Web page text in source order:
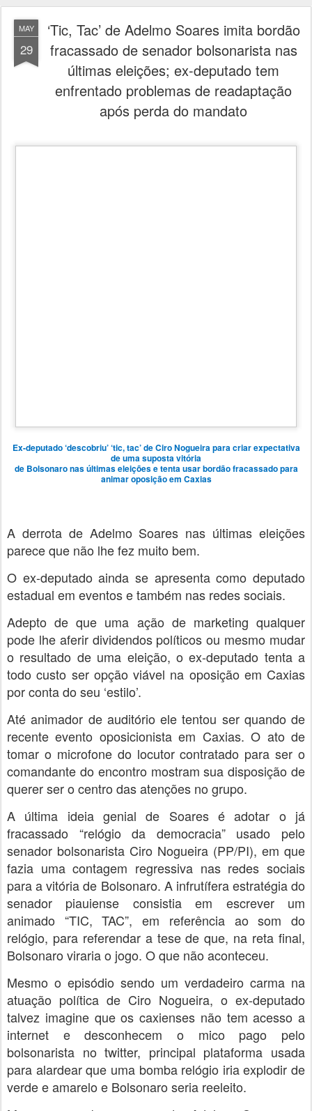
MAY
29
‘Tic, Tac’ de Adelmo Soares imita bordão
fracassado de senador bolsonarista nas
últimas eleições; ex-deputado tem
enfrentado problemas de readaptação
após perda do mandato
Ex-deputado‘descobriu’ ‘tic, tac’ de Ciro Nogueira para criar expectativa
de uma suposta vitória
de Bolsonaro nas últimas eleições e tenta usar bordão fracassado para
animar oposição em Caxias
A derrota de Adelmo Soares nas últimas eleições
parece que não lhe fez muito bem.
O ex-deputado ainda se apresenta como deputado
estadual em eventos e também nas redes sociais.
Adepto de que uma ação de marketing qualquer
pode lhe aferir dividendos políticos ou mesmo mudar
o resultado de uma eleição, o ex-deputado tenta a
todo custo ser opção viável na oposição em Caxias
por conta do seu ‘estilo’.
Até animador de auditório ele tentou ser quando de
recente evento oposicionista em Caxias. O ato de
tomar o microfone do locutor contratado para ser o
comandante do encontro mostram sua disposição de
querer ser o centro das atenções no grupo.
A última ideia genial de Soares é adotar o já
fracassado “relógio da democracia” usado pelo
senador bolsonarista Ciro Nogueira (PP/PI), em que
fazia uma contagem regressiva nas redes sociais
para a vitória de Bolsonaro. A infrutífera estratégia do
senador piauiense consistia em escrever um
animado “TIC, TAC”, em referência ao som do
relógio, para referendar a tese de que, na reta final,
Bolsonaro viraria o jogo. O que não aconteceu.
Mesmo o episódio sendo um verdadeiro carma na
atuação política de Ciro Nogueira, o ex-deputado
talvez imagine que os caxienses não tem acesso a
internet e desconhecem o mico pago pelo
bolsonarista no twitter, principal plataforma usada
para alardear que uma bomba relógio iria explodir de
verde e amarelo e Bolsonaro seria reeleito.